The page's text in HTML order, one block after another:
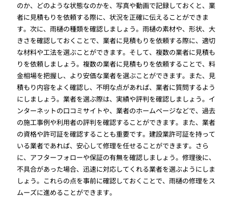
のか、どのような状態なのかを、写真や動画で記録しておくと、業
者に見積もりを依頼する際に、状況を正確に伝えることができま
す。次に、雨樋の種類を確認しましょう。雨樋の素材や、形状、大
きさを確認しておくことで、業者に見積もりを依頼する際に、適切
な材料や工法を選ぶことができます。そして、複数の業者に見積も
りを依頼しましょう。複数の業者に見積もりを依頼することで、料
金相場を把握し、より安価な業者を選ぶことができます。また、見
積もり内容をよく確認し、不明な点があれば、業者に質問するよう
にしましょう。業者を選ぶ際は、実績や評判を確認しましょう。イ
ンターネットの口コミサイトや、業者のホームページなどで、過去
の施工事例や利用者の評判を確認することができます。また、業者
の資格や許可証を確認することも重要です。建設業許可証を持って
いる業者であれば、安心して修理を任せることができます。さら
に、アフターフォローや保証の有無を確認しましょう。修理後に、
不具合があった場合、迅速に対応してくれる業者を選ぶようにしま
しょう。これらの点を事前に確認しておくことで、雨樋の修理をス
ムーズに進めることができます。